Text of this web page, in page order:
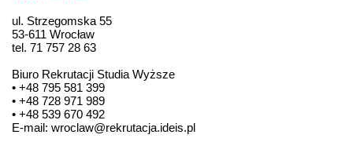
ul. Strzegomska 55
53-611 Wrocław
tel. 71 757 28 63
Biuro Rekrutacji Studia Wyższe
• +48 795 581 399
• +48 728 971 989
• +48 539 670 492
E-mail: wroclaw@rekrutacja.ideis.pl